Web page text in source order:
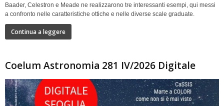
Baader, Celestron e Meade ne realizzarono tre interessanti esempi, qui messi
a confronto nelle caratteristiche ottiche e nelle diverse scale graduate.
Continua a leggere
Coelum Astronomia 281 IV/2026 Digitale